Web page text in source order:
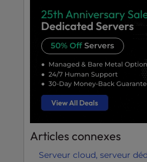
Articles connexes
Serveur cloud, serveur